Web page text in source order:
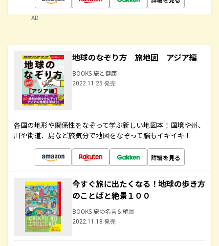
AD
地球のなぞり方 旅地図 アジア編
BOOKS 旅と健康
2022.11.25 発売
各国の地形や関係性をなぞって学ぶ新しい地図本！国境や州、
川や街道、島など旅気分で地図をなぞって脳もイキイキ！
詳細を見る
今すぐ旅に出たくなる！地球の歩き方
のことばと絶景１００
BOOKS 旅の名言＆絶景
2022.11.18 発売